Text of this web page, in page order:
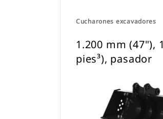
Cucharones excavadores
1.200 mm (47"),
pies³), pasador